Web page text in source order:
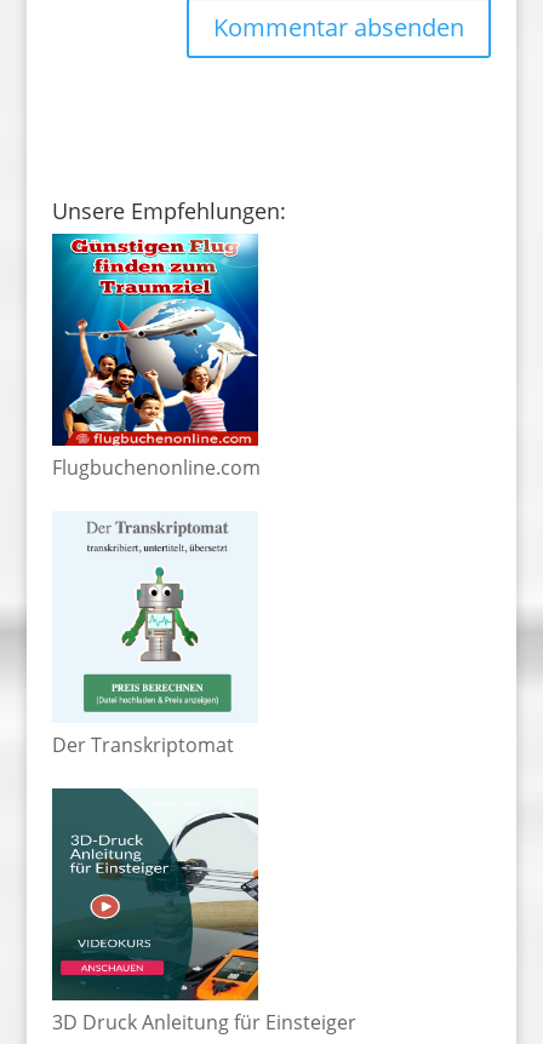
Unsere Empfehlungen:
Flugbuchenonline.com
Der Transkriptomat
3D Druck Anleitung für Einsteiger